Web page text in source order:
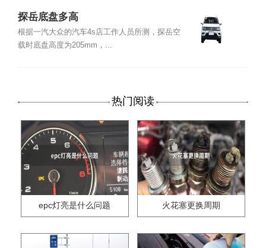
探岳底盘多高
根据一汽大众的汽车4s店工作人员所测，探岳空
载时底盘高度为205mm，...
热门阅读
epc灯亮是什么问题 火花塞更换周期